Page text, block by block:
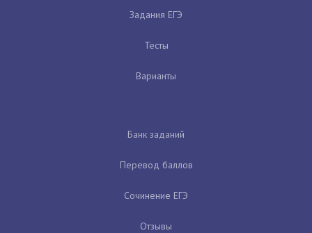
Задания ЕГЭ
Тесты
Варианты
Банк заданий
Перевод баллов
Сочинение ЕГЭ
Отзывы